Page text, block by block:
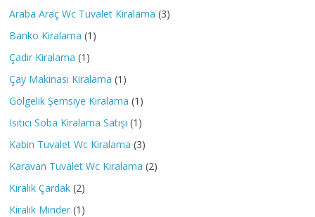
Araba Araç Wc Tuvalet Kiralama (3)
Banko Kiralama (1)
Çadır Kiralama (1)
Çay Makinası Kiralama (1)
Gölgelik Şemsiye Kiralama (1)
Isıtıcı Soba Kiralama Satışı (1)
Kabin Tuvalet Wc Kiralama (3)
Karavan Tuvalet Wc Kiralama (2)
Kiralık Çardak (2)
Kiralık Minder (1)